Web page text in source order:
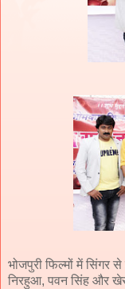
भोजपुरी फिल्मों में सिंगर से
निरहुआ, पवन सिंह और